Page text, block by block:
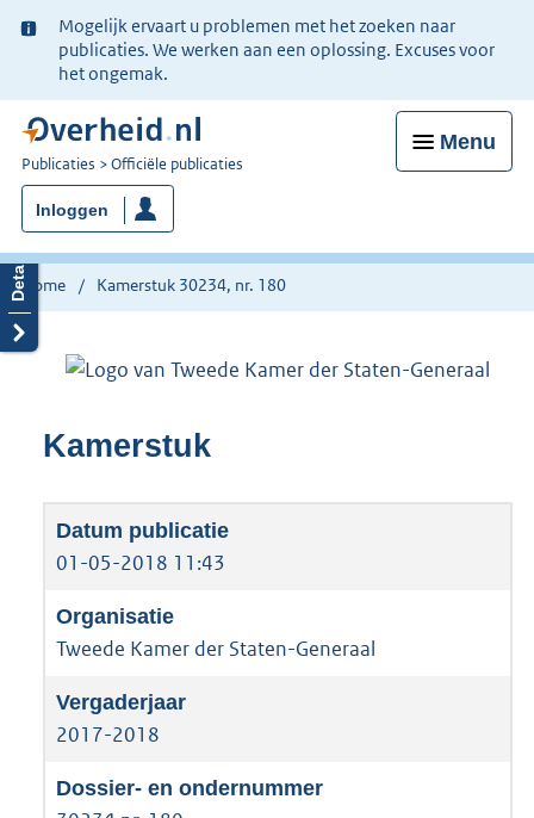
Ter
informatie:
Mogelijk ervaart u problemen met het zoeken naar
publicaties. We werken aan een oplossing. Excuses voor
het ongemak.
Menu
U
bent
nu
hier:
Publicaties Officiële publicaties
Inloggen
Home Kamerstuk 30234, nr. 180
Kamerstuk
01-05-2018 11:43
Tweede Kamer der Staten-Generaal
2017-2018